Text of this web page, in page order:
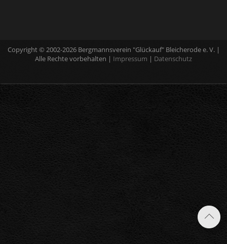
Copyright © 2002-2026 Bergmannsverein "Glückauf" Bleicherode e. V. |
Alle Rechte vorbehalten | Impressum | Datenschutz